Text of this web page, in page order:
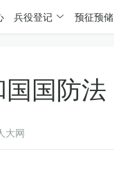
兵役登记 预征预储
国防法
大网